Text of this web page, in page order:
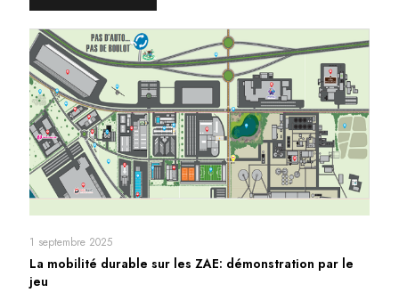
1 septembre 2025
La mobilité durable sur les ZAE: démonstration par le
jeu